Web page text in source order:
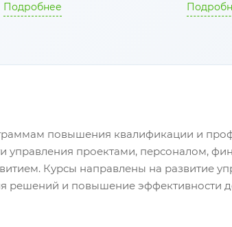
Подробнее
повышения квалификации и
управления проектами, персоналом,
Курсы направлены на развитие
решений и повышение эффективности